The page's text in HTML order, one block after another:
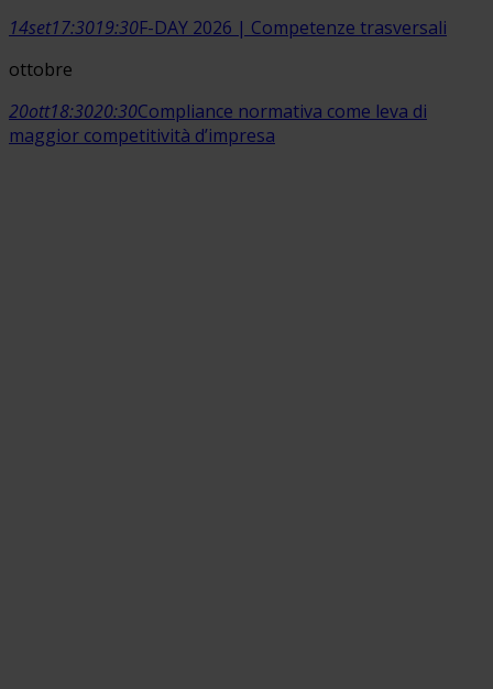
14set17:3019:30F-DAY 2026 | Competenze trasversali
ottobre
20ott18:3020:30Compliance normativa come leva di
maggior competitività d’impresa